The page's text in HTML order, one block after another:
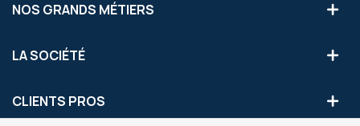
NOS GRANDS MÉTIERS
LA SOCIÉTÉ
CLIENTS PROS